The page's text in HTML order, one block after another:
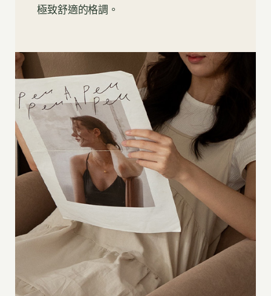
極致舒適的格調。